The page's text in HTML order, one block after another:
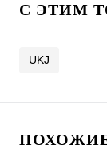
C ЭТИМ
UKJ